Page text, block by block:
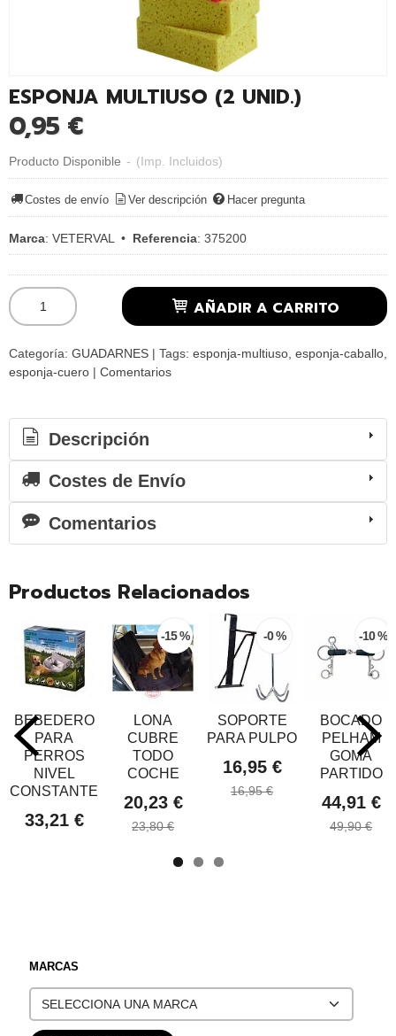
MARCAS
ESPONJA MULTIUSO (2 UNID.)
0,95 €
Producto Disponible - (Imp. Incluidos)
Costes de envío Ver descripción Hacer pregunta
Marca: VETERVAL • Referencia: 375200
AÑADIR A CARRITO
Categoría: GUADARNES | Tags: esponja-multiuso esponja-caballo
esponja-cuero | Comentarios
Descripción
Costes de Envío
Comentarios
Productos Relacionados
BEBEDERO
PARA
PERROS
NIVEL
CONSTANTE
33,21 €
-15 %
LONA
CUBRE
TODO
COCHE
20,23 €
23,80 €
-0 %
SOPORTE
PARA PULPO
16,95 €
16,95 €
-10 %
BOCADO
PELHAM
GOMA
PARTIDO
44,91 €
49,90 €